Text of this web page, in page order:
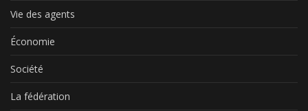
Vie des agents
Économie
Société
La fédération